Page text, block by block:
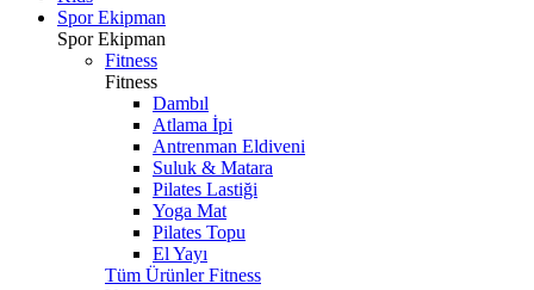
Spor Ekipman
Spor Ekipman
Fitness
Fitness
Dambıl
Atlama İpi
Antrenman Eldiveni
Suluk & Matara
Pilates Lastiği
Yoga Mat
Pilates Topu
El Yayı
Tüm Ürünler Fitness